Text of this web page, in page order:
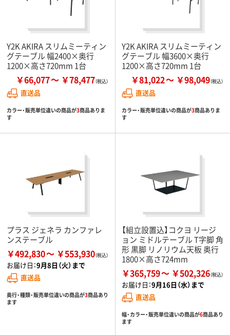
Y2K AKIRA スリムミーティン
グテーブル 幅2400×奥行
1200×高さ720mm 1台
￥66,077 ￥78,477
直送品
カラー・販売単位違いの商品が3商品ありま
す
Y2K AKIRA スリムミーティン
グテーブル 幅3600×奥行
1200×高さ720mm 1台
￥81,022 ￥98,049
直送品
カラー・販売単位違いの商品が3商品ありま
す
プラス ジェネラ カンファレ
ンステーブル
￥492,830 ￥553,930
お届け日：9月8日（火）まで
直送品
奥行・種類・販売単位違いの商品が3商品あり
ます
【組立設置込】コクヨ リージ
ョン ミドルテーブル T字脚 角
形 黒脚 リノリウム天板 奥行
1800×高さ724mm
￥365,759 ￥502,326
お届け日：9月16日（水）まで
直送品
幅・カラー・販売単位違いの商品が6商品あり
ます